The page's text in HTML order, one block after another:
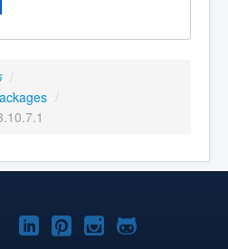
/
/
Joomla!
Joomla!Joomla!
Joomla!Joomla!